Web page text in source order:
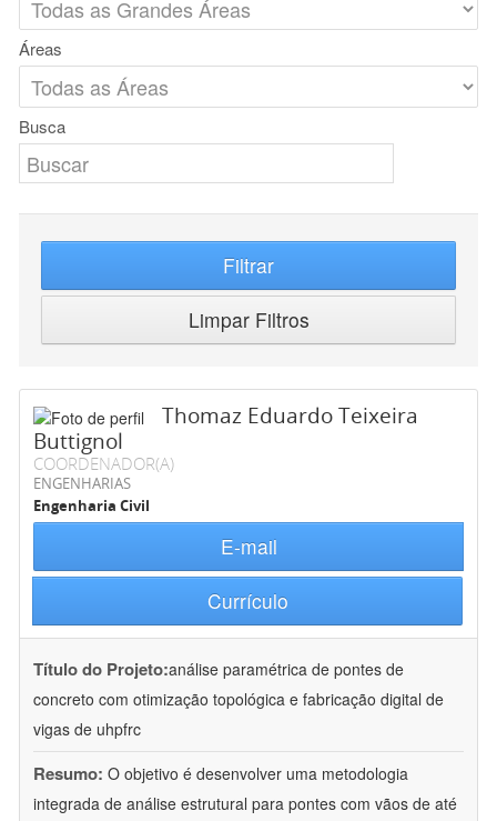
Áreas
Busca
Filtrar
Limpar Filtros
Thomaz Eduardo Teixeira
Buttignol
COORDENADOR(A)
ENGENHARIAS
Engenharia Civil
E-mail
Currículo
Título do Projeto:análise paramétrica de pontes de
concreto com otimização topológica e fabricação digital de
vigas de uhpfrc
Resumo: O objetivo é desenvolver uma metodologia
integrada de análise estrutural para pontes com vãos de até